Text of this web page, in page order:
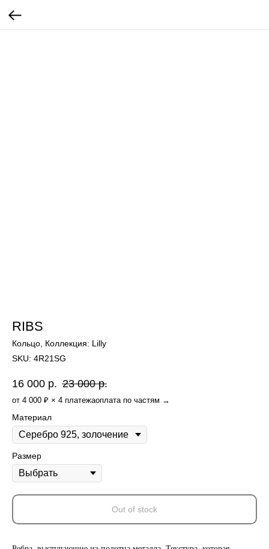
RIBS
Кольцо, Коллекция: Lilly
SKU: 4R21SG
16 000 р. 23 000 р.
от 4 000 ₽ × 4 платежаоплата по частям →
Материал
Размер
Out of stock